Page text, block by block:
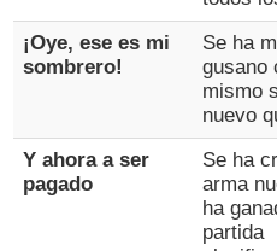
¡Oye, ese es mi
sombrero!
Se ha
gusano
mismo
nuevo
Y ahora a ser
pagado
Se ha
arma
ha
partida